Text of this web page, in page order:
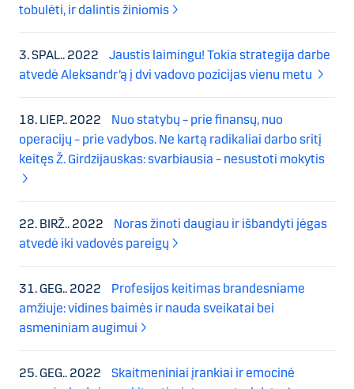
tobulėti, ir dalintis žiniomis
3. SPAL.. 2022
Jaustis laimingu! Tokia strategija darbe
atvedė Aleksandr’ą į dvi vadovo pozicijas vienu metu
18. LIEP.. 2022
Nuo statybų – prie finansų, nuo
operacijų – prie vadybos. Ne kartą radikaliai darbo sritį
keitęs Ž. Girdzijauskas: svarbiausia – nesustoti mokytis
22. BIRŽ.. 2022
Noras žinoti daugiau ir išbandyti jėgas
atvedė iki vadovės pareigų
31. GEG.. 2022
Profesijos keitimas brandesniame
amžiuje: vidines baimės ir nauda sveikatai bei
asmeniniam augimui
25. GEG.. 2022
Skaitmeniniai įrankiai ir emocinė